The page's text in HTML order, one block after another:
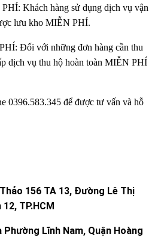
Khách hàng sử dụng dịch vụ vận
lưu kho MIỄN PHÍ.
Đối với những đơn hàng cần thu
dịch vụ thu hộ hoàn toàn MIỄN PHÍ
0396.583.345 để được tư vấn và hỗ
156 TA 13, Đường Lê Thị
TP.HCM
Phường Lĩnh Nam, Quận Hoàng